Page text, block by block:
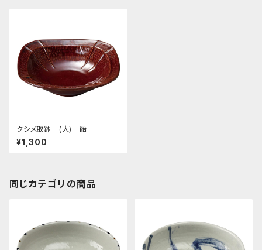
クシメ取鉢 (大) 飴
¥1,300
同じカテゴリの商品